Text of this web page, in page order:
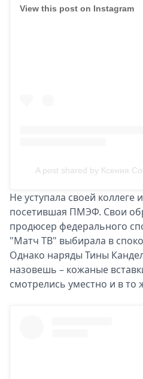
View this post on Instagram
A post shared by Ксения
Не уступала своей коллеге
посетившая ПМЭФ. Свои
продюсер федерального
"Матч ТВ" выбирала в
Однако наряды Тины
назовешь – кожаные
смотрелись уместно и в то